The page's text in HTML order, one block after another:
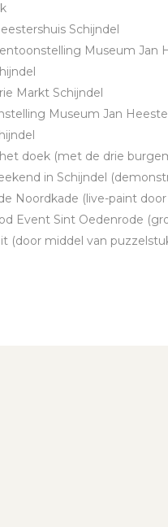
Schijndel
Museum Jan
Markt Schijndel
Museum Jan
doek (met de drie
in Schijndel
Noordkade (live-paint
Event Sint Oedenrode
(door middel van